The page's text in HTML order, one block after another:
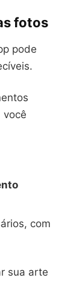
fotos
pode
você
com
sua arte